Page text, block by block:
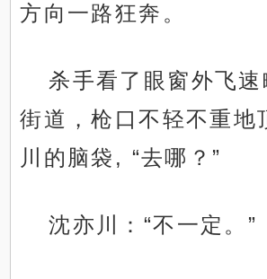
方向一路狂奔。
杀手看了眼窗外飞
街道，枪口不轻不重地
川的脑袋, “去哪？”
沈亦川：“不一定。”